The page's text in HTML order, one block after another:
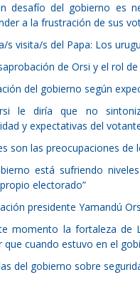
desafío del gobierno es
a la frustración de sus
s visita/s del Papa: Los
de Orsi y el rol
del gobierno según
le diría que no
y expectativas del
son las preocupaciones de
está sufriendo
electorado”
presidente Yamandú
momento la fortaleza de
que cuando estuvo en el
del gobierno sobre